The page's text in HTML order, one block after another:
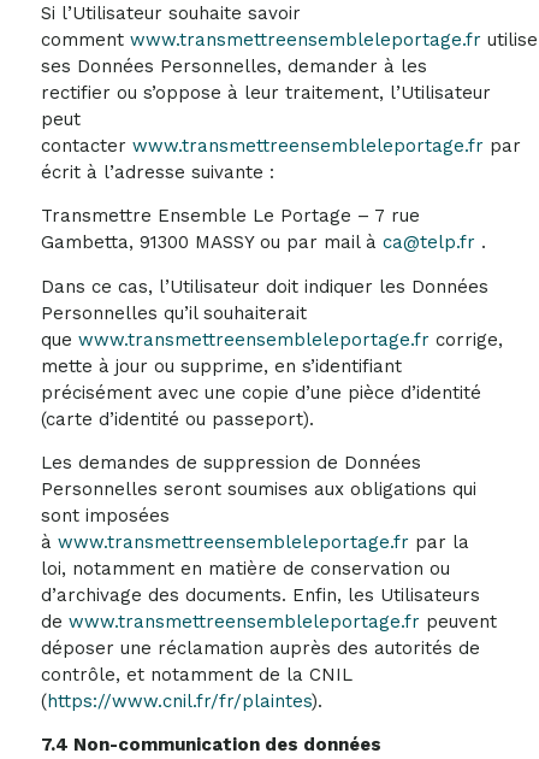
Si l’Utilisateur souhaite savoir
comment www.transmettreensembleleportage.frutilise
ses Données Personnelles, demander à les
rectifier ou s’oppose à leur traitement, l’Utilisateur
peut
contacter www.transmettreensembleleportage.frpar
écrit à l’adresse suivante :
Transmettre Ensemble Le Portage – 7 rue
Gambetta, 91300 MASSY ou par mail à ca@telp.fr.
Dans ce cas, l’Utilisateur doit indiquer les Données
Personnelles qu’il souhaiterait
que www.transmettreensembleleportage.frcorrige,
mette à jour ou supprime, en s’identifiant
précisément avec une copie d’une pièce d’identité
(carte d’identité ou passeport).
Les demandes de suppression de Données
Personnelles seront soumises aux obligations qui
sont imposées
à www.transmettreensembleleportage.frpar la
loi, notamment en matière de conservation ou
d’archivage des documents. Enfin, les Utilisateurs
de www.transmettreensembleleportage.frpeuvent
déposer une réclamation auprès des autorités de
contrôle, et notamment de la CNIL
(https://www.cnil.fr/fr/plaintes).
7.4 Non-communication des données